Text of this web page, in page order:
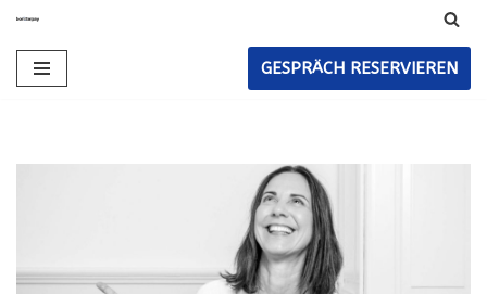
Zum
Inhalt
GESPRÄCH RESERVIEREN